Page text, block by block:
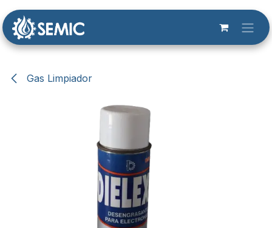
Ir al contenido
Gas Limpiador